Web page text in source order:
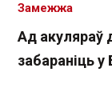
Ад акуляраў
забараніць у
Замежжа